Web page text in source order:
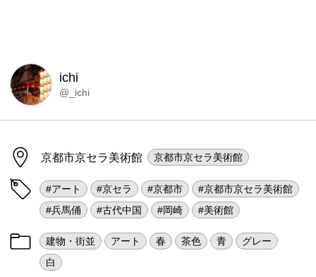
ichi
@_ichi
京都市京セラ美術館 京都市京セラ美術館
#アート #京セラ #京都市
#京都市京セラ美術館
#兵馬俑
#古代中国 #岡崎 #美術館
建物・街並 アート 春 茶色 青
グレー
白